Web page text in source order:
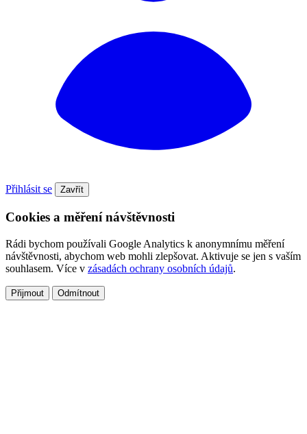
Přihlásit se Zavřít
Cookies a měření návštěvnosti
Rádi bychom používali Google Analytics k anonymnímu měření
návštěvnosti, abychom web mohli zlepšovat. Aktivuje se jen s vaším
souhlasem. Více v zásadách ochrany osobních údajů.
Přijmout Odmítnout